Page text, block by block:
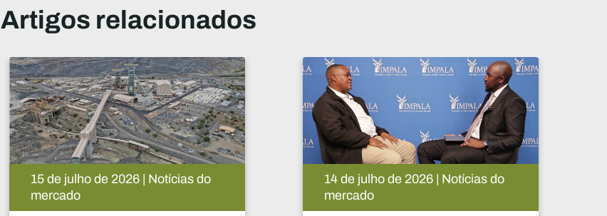
Artigos relacionados
14 de julho de 2026 | Notícias do
mercado
05 de agosto de 2026 | Notícias do
mercado